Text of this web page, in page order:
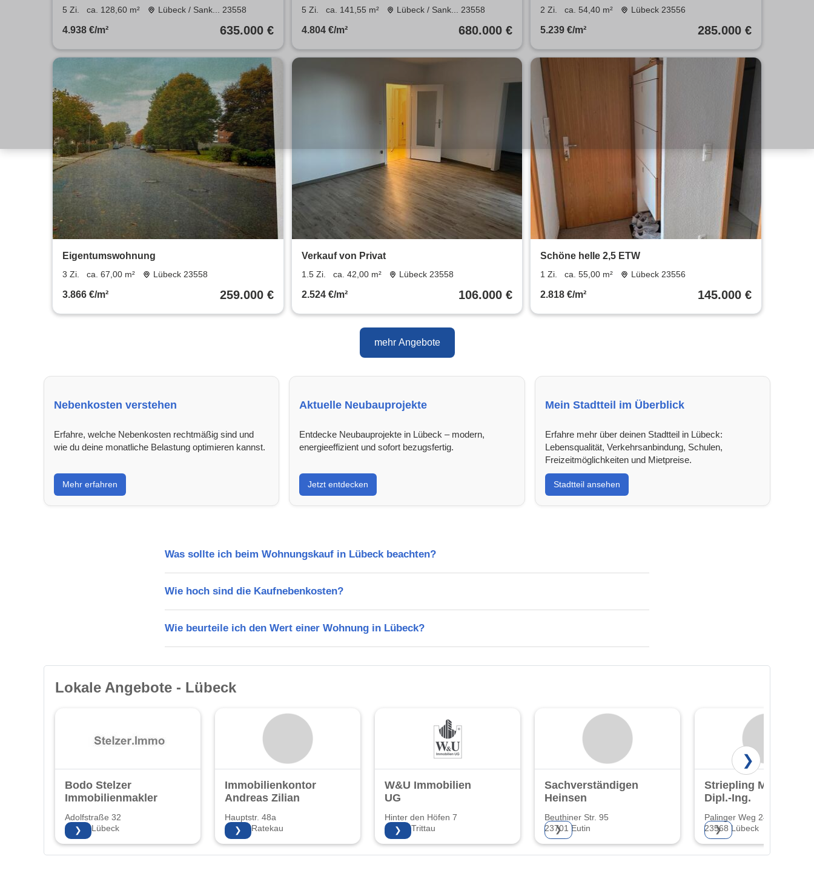
Lorenz Süd 635.000 € 128.6 m²
5 Zi. ca. 128,60 m² Lübeck / Sank... 23558
4.938 €/m² 635.000 €
Lorenz Süd 680.000 € 141.55 m²
5 Zi. ca. 141,55 m² Lübeck / Sank... 23558
4.804 €/m² 680.000 €
54.4 m²
2 Zi. ca. 54,40 m² Lübeck 23556
5.239 €/m² 285.000 €
Eigentumswohnung
3 Zi. ca. 67,00 m² Lübeck 23558
3.866 €/m² 259.000 €
Verkauf von Privat
1.5 Zi. ca. 42,00 m² Lübeck 23558
2.524 €/m² 106.000 €
Schöne helle 2,5 ETW
1 Zi. ca. 55,00 m² Lübeck 23556
2.818 €/m² 145.000 €
mehr Angebote
Nebenkosten verstehen
Erfahre, welche Nebenkosten rechtmäßig sind und
wie du deine monatliche Belastung optimieren kannst.
Mehr erfahren
Aktuelle Neubauprojekte
Entdecke Neubauprojekte in Lübeck – modern,
energieeffizient und sofort bezugsfertig.
Jetzt entdecken
Mein Stadtteil im Überblick
Erfahre mehr über deinen Stadtteil in Lübeck:
Lebensqualität, Verkehrsanbindung, Schulen,
Freizeitmöglichkeiten und Mietpreise.
Stadtteil ansehen
Was sollte ich beim Wohnungskauf in Lübeck beachten?
Wie hoch sind die Kaufnebenkosten?
Wie beurteile ich den Wert einer Wohnung in Lübeck?
Lokale Angebote - Lübeck
Bodo Stelzer
Immobilienmakler
Adolfstraße 32
23568 Lübeck
❯
Immobilienkontor
Andreas Zilian
Hauptstr. 48a
23626 Ratekau
❯
W&U Immobilien
UG
Hinter den Höfen 7
22946 Trittau
❯
Sachverständigenbüro
Heinsen
Beuthiner Str. 95
23701 Eutin
❯
Striepling Michael
Dipl.-Ing.
Palinger Weg 24
23568 Lübeck
❯
❯